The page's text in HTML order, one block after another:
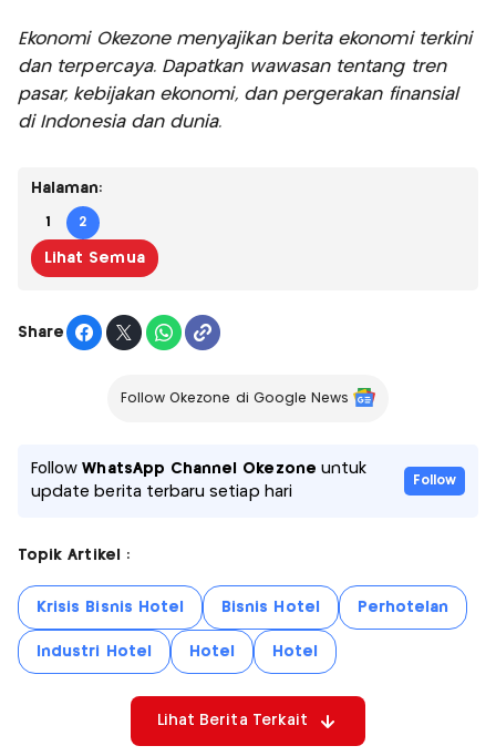
Ekonomi Okezone menyajikan berita ekonomi terkini
dan terpercaya. Dapatkan wawasan tentang tren
pasar, kebijakan ekonomi, dan pergerakan finansial
di Indonesia dan dunia.
Halaman:
1 2
Lihat Semua
Share
Follow Okezone di Google News
FollowWhatsApp Channel Okezone untuk
update berita terbaru setiap hari
Follow
Topik Artikel :
Krisis Bisnis Hotel Bisnis Hotel Perhotelan
Industri Hotel Hotel Hotel
Lihat Berita Terkait